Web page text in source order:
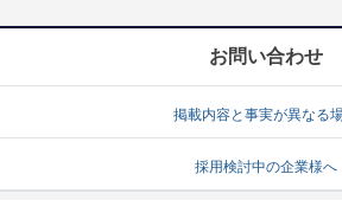
就活ノウハウ・サポート
就活ノウハウが満載！ お
お問い合わせ
掲載内容と事実が異なる
採用検討中の企業様へ